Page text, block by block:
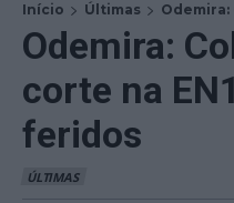
Início Últimas
Odemira:
corte na
feridos
ÚLTIMAS